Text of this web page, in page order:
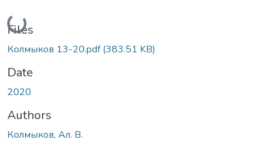
Loading...
Files
Колмыков 13-20.pdf(383.51 KB)
Date
2020
Authors
Колмыков, Ал. В.